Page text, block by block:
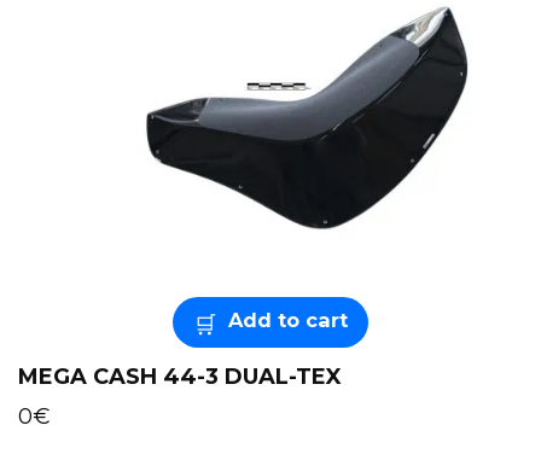
Add to cart
MEGA CASH 44-3 DUAL-TEX
0€